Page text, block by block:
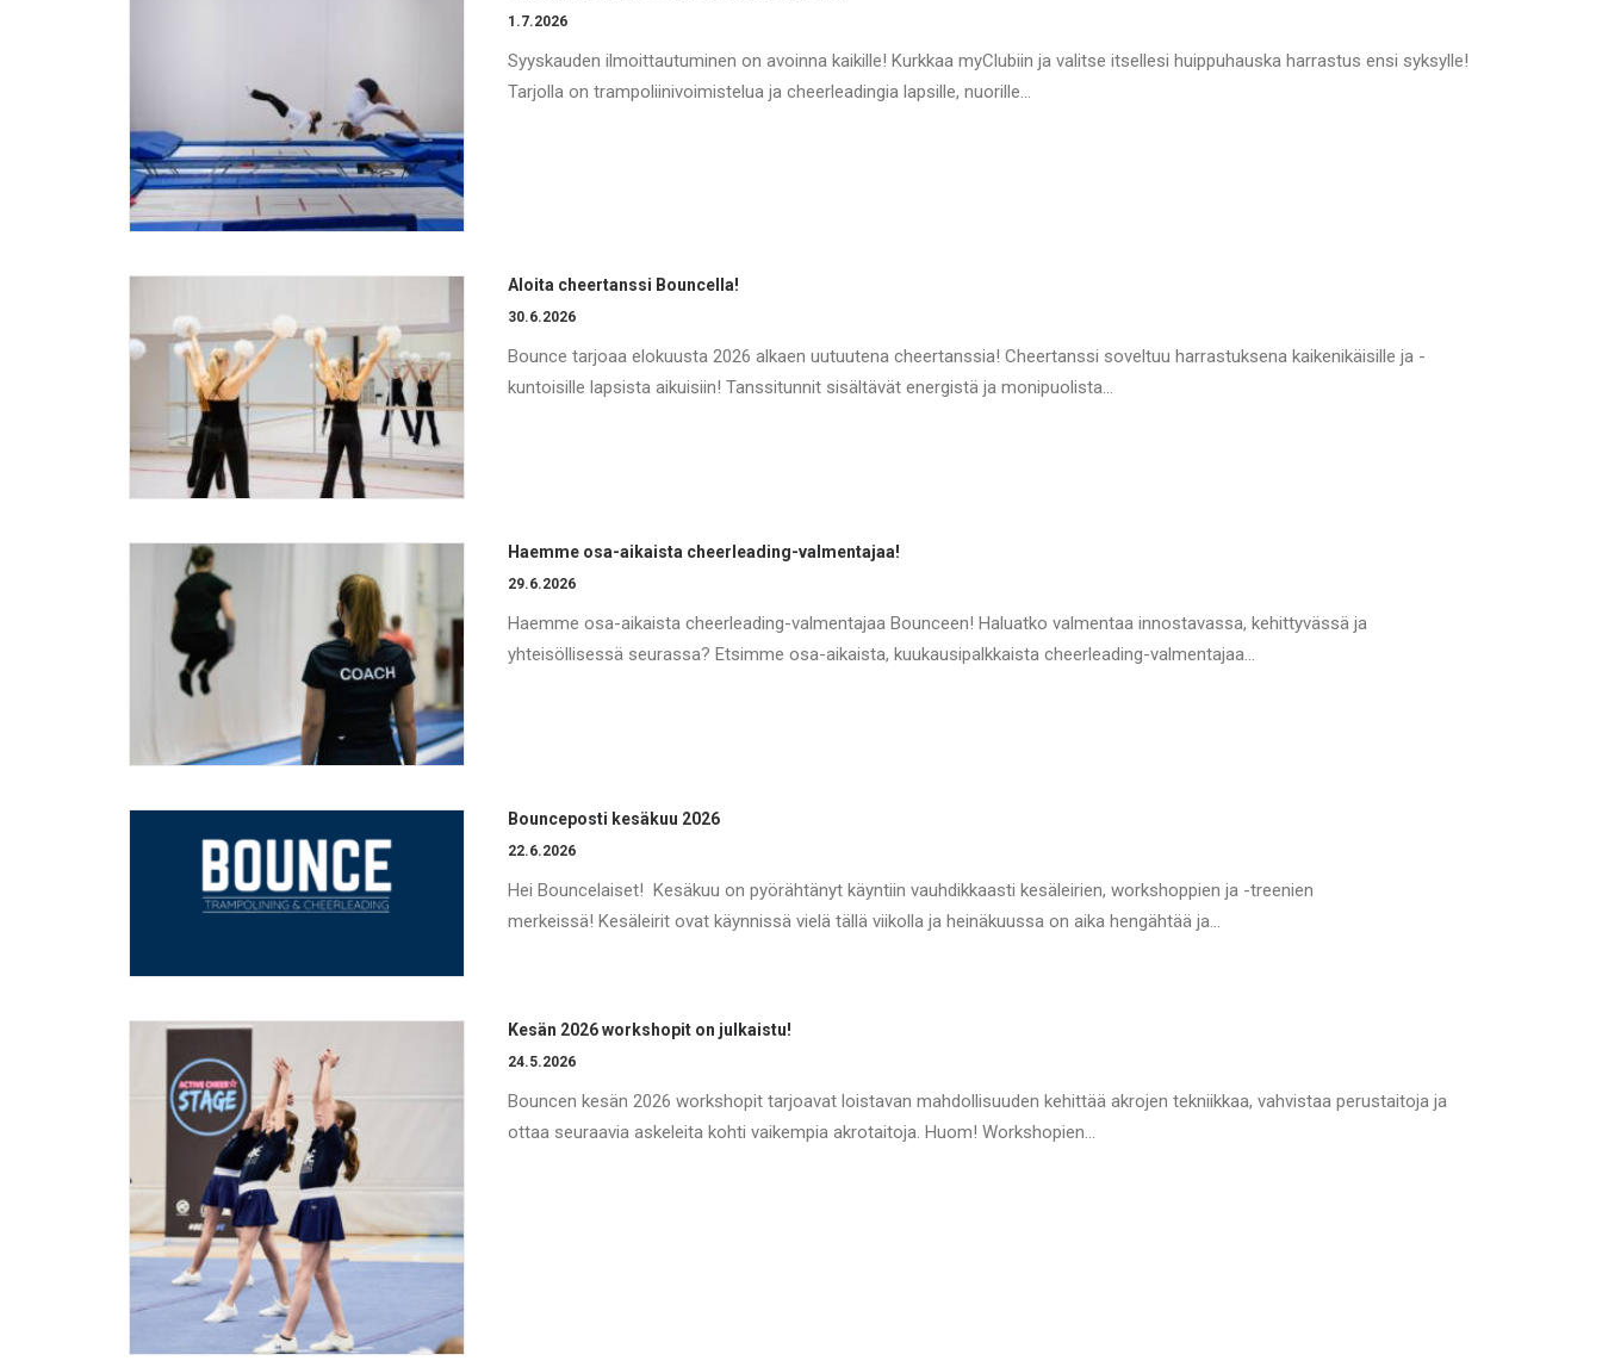
1.7.2026
Syyskauden ilmoittautuminen on avoinna kaikille! Kurkkaa myClubiin ja valitse itsellesi huippuhauska harrastus ensi syksylle!
Tarjolla on trampoliinivoimistelua ja cheerleadingia lapsille, nuorille…
Aloita cheertanssi Bouncella!
30.6.2026
Bounce tarjoaa elokuusta 2026 alkaen uutuutena cheertanssia! Cheertanssi soveltuu harrastuksena kaikenikäisille ja -
kuntoisille lapsista aikuisiin! Tanssitunnit sisältävät energistä ja monipuolista…
Haemme osa-aikaista cheerleading-valmentajaa!
29.6.2026
Haemme osa-aikaista cheerleading-valmentajaa Bounceen! Haluatko valmentaa innostavassa, kehittyvässä ja
yhteisöllisessä seurassa? Etsimme osa-aikaista, kuukausipalkkaista cheerleading-valmentajaa…
Bounceposti kesäkuu 2026
22.6.2026
Hei Bouncelaiset! Kesäkuu on pyörähtänyt käyntiin vauhdikkaasti kesäleirien, workshoppien ja -treenien
merkeissä! Kesäleirit ovat käynnissä vielä tällä viikolla ja heinäkuussa on aika hengähtää ja…
Kesän 2026 workshopit on julkaistu!
24.5.2026
Bouncen kesän 2026 workshopit tarjoavat loistavan mahdollisuuden kehittää akrojen tekniikkaa, vahvistaa perustaitoja ja
ottaa seuraavia askeleita kohti vaikempia akrotaitoja. Huom! Workshopien…